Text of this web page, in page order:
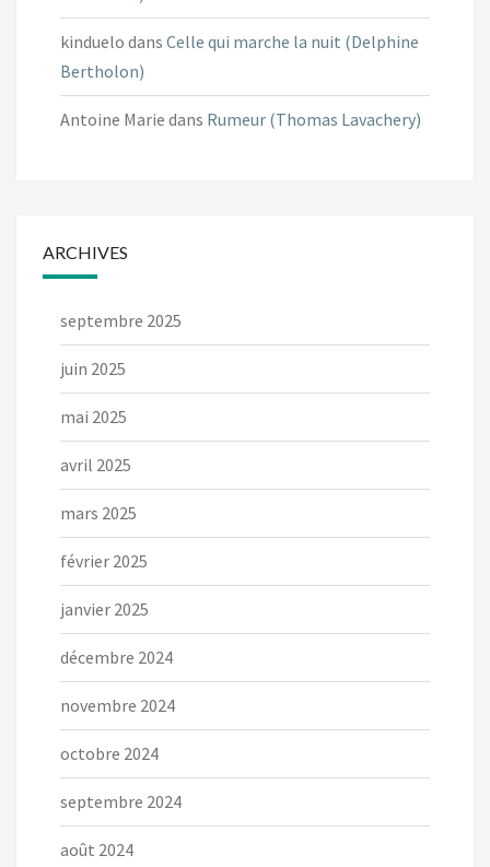
kinduelo dans Celle qui marche la nuit (Delphine
Bertholon)
Antoine Marie dans Rumeur (Thomas Lavachery)
ARCHIVES
septembre 2025
juin 2025
mai 2025
avril 2025
mars 2025
février 2025
janvier 2025
décembre 2024
novembre 2024
octobre 2024
septembre 2024
août 2024